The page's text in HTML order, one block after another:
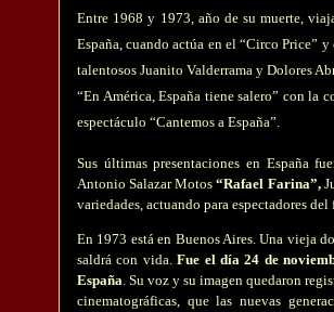
Entre 1968 y 1973, año de su muerte,
España, cuando actúa en el “Circo Price”
talentosos Juanito Valderrama y Dolores
“En América, España tiene salero” con la
espectáculo “Cantemos a España”.
Sus últimas presentaciones en España
Antonio Salazar Motos“Rafael Farina”,
variedades, actuando para espectadores
En 1973 está en Buenos Aires. Una vieja
saldrá con vida.Fue el día 24 de
España. Su voz y su imagen quedaron
cinematográficas, que las nuevas